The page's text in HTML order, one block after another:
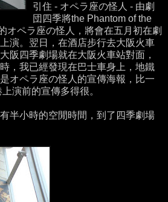
引住 - オペラ座の怪人 - 由劇
団四季將the Phantom of the
オペラ座の怪人，將會在五月初在劇
演。翌日，在酒店步行去大阪火車
阪四季劇場就在大阪火車站對面，
，我已經發現在巴士車身上，地鐵
オペラ座の怪人的宣傳海報，比一
演前的宣傳多得很。
半小時的空閒時間，到了四季劇場